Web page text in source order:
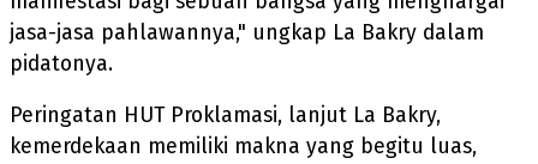
jasa-jasa pahlawannya," ungkap La Bakry dalam
pidatonya.
Peringatan HUT Proklamasi, lanjut La Bakry,
kemerdekaan memiliki makna yang begitu luas,